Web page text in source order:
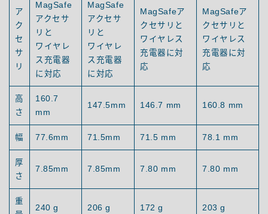
ア
ク
セ
サ
リ
MagSafe
アクセサ
リと
ワイヤレ
ス充電器
に対応
MagSafe
アクセサ
リと
ワイヤレ
ス充電器
に対応
MagSafeア
クセサリと
ワイヤレス
充電器に対
応
MagSafeア
クセサリと
ワイヤレス
充電器に対
応
高
さ
160.7
mm
147.5mm 146.7 mm 160.8 mm
幅 77.6mm 71.5mm 71.5 mm 78.1 mm
厚
さ
7.85mm 7.85mm 7.80 mm 7.80 mm
重
240 g 206 g 172 g 203 g